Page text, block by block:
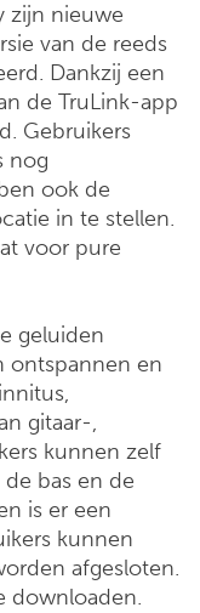
zijn nieuwe
van de reeds
Dankzij een
de TruLink-app
Gebruikers
nog
ook de
in te stellen.
voor pure
geluiden
ontspannen en
gitaar-,
kunnen zelf
bas en de
is er een
kunnen
afgesloten.
downloaden.